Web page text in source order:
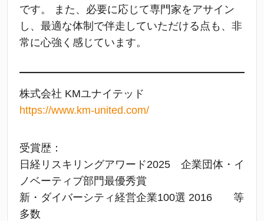
です。 また、必要に応じて専門家をアサイン
し、最適な体制で伴走していただける点も、非
常に心強く感じています。
株式会社 KMユナイテッド
https://www.km-united.com/
受賞歴：
日経リスキリングアワード2025 企業団体・イ
ノベーティブ部門最優秀賞
新・ダイバーシティ経営企業100選 2016 等
多数